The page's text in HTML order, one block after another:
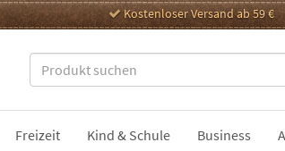
Kostenloser Versand ab 59 €
Freizeit Kind & Schule Business